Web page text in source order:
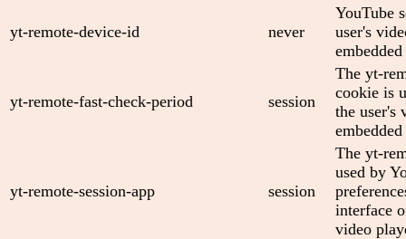
yt-remote-device-id never
YouTube
user's
yt-remote-fast-check-period session
The yt-
cookie is
the user's
yt-remote-session-app session
The yt-
used by
interface
video